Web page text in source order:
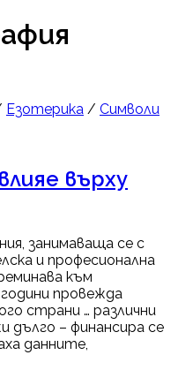
Езотерика / Символи
върху
занимаваща се с
и професионална
към
провежда
страни … различни
дълго – финансира се
данните,